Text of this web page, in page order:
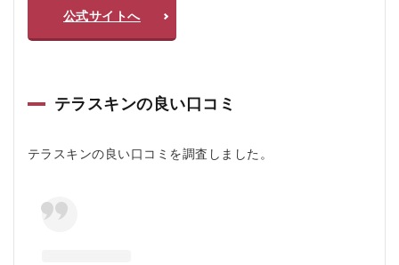
公式サイトへ
テラスキンの良い口コミ
テラスキンの良い口コミを調査しました。